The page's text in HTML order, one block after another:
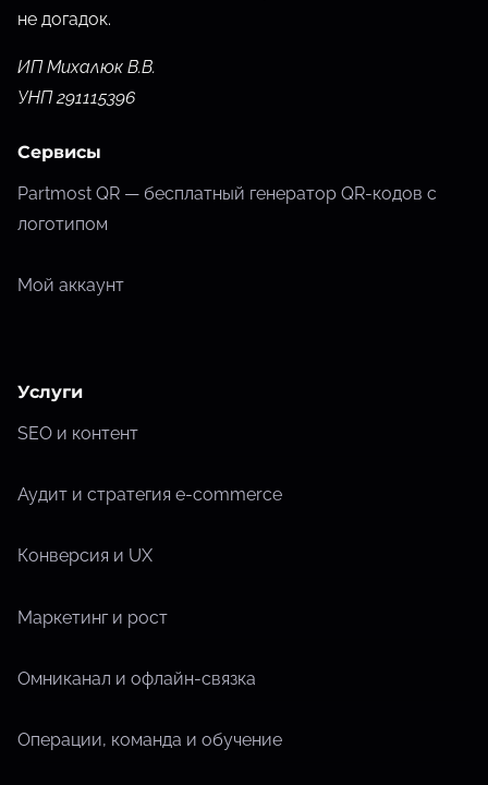
не догадок.
ИП Михалюк В.В.
УНП 291115396
Сервисы
Partmost QR — бесплатный генератор QR-кодов с
логотипом
Мой аккаунт
Услуги
SEO и контент
Аудит и стратегия e-commerce
Конверсия и UX
Маркетинг и рост
Омниканал и офлайн-связка
Операции, команда и обучение